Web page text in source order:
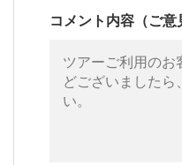
コメント内容（ご意